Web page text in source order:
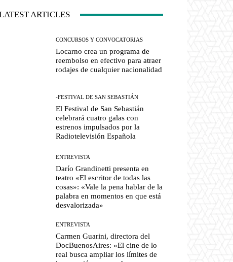
ARTICLES
CONCURSOS Y CONVOCATORIAS
Locarno crea un programa de
reembolso en efectivo para atraer
rodajes de cualquier nacionalidad
-FESTIVAL DE SAN SEBASTIÁN
El Festival de San Sebastián
celebrará cuatro galas con
estrenos impulsados por la
Radiotelevisión Española
ENTREVISTA
Darío Grandinetti presenta en
teatro «El escritor de todas las
cosas»: «Vale la pena hablar de la
palabra en momentos en que está
desvalorizada»
ENTREVISTA
Carmen Guarini, directora del
DocBuenosAires: «El cine de lo
real busca ampliar los límites de